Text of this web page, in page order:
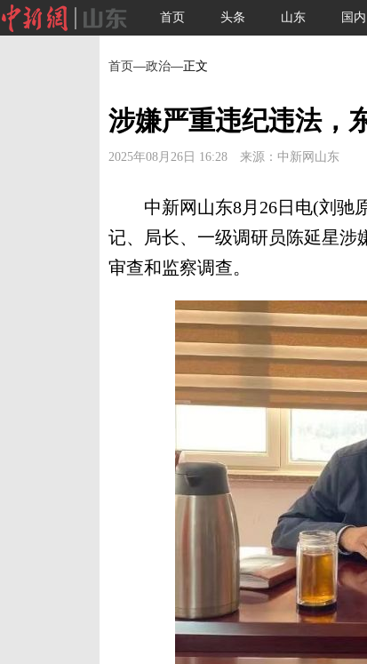
首页 头条 山东 国内
首页—政治—正文
涉嫌严重违纪违法，
2025年08月26日 16:28 来源：中新网山东
中新网山东8月26日电(刘驰原
记、局长、一级调研员陈延星涉
审查和监察调查。